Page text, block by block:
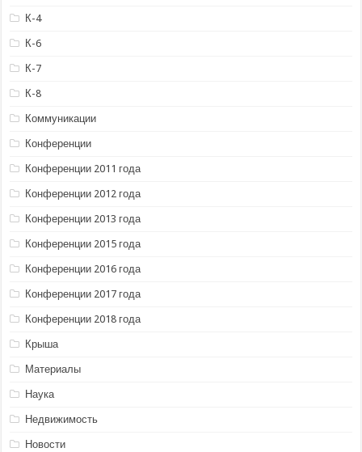
К-4
К-6
К-7
К-8
Коммуникации
Конференции
Конференции 2011 года
Конференции 2012 года
Конференции 2013 года
Конференции 2015 года
Конференции 2016 года
Конференции 2017 года
Конференции 2018 года
Крыша
Материалы
Наука
Недвижимость
Новости